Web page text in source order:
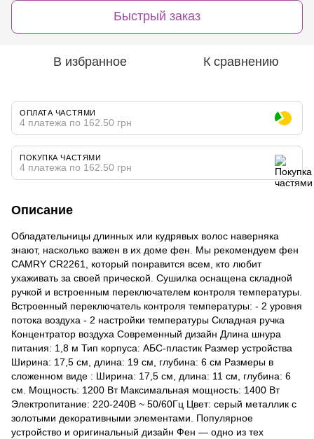
Быстрый заказ
В избранное К сравнению
ОПЛАТА ЧАСТЯМИ
4 платежа по 162.50 грн
ПОКУПКА ЧАСТЯМИ
4 платежа по 162.50 грн
Описание
Обладательницы длинных или кудрявых волос наверняка
знают, насколько важен в их доме фен. Мы рекомендуем фен
CAMRY CR2261, который понравится всем, кто любит
ухаживать за своей прической. Сушилка оснащена складной
ручкой и встроенным переключателем контроля температуры.
Встроенный переключатель контроля температуры: - 2 уровня
потока воздуха - 2 настройки температуры Складная ручка
Концентратор воздуха Современный дизайн Длина шнура
питания: 1,8 м Тип корпуса: АБС-пластик Размер устройства
Ширина: 17,5 см, длина: 19 см, глубина: 6 см Размеры в
сложенном виде : Ширина: 17,5 см, длина: 11 см, глубина: 6
см. Мощность: 1200 Вт Максимальная мощность: 1400 Вт
Электропитание: 220-240В ~ 50/60Гц Цвет: серый металлик с
золотыми декоративными элементами. Популярное
устройство и оригинальный дизайн Фен — одно из тех